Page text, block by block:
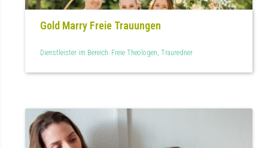
Gold Marry Freie Trauungen
Dienstleister im Bereich: Freie Theologen, Trauredner